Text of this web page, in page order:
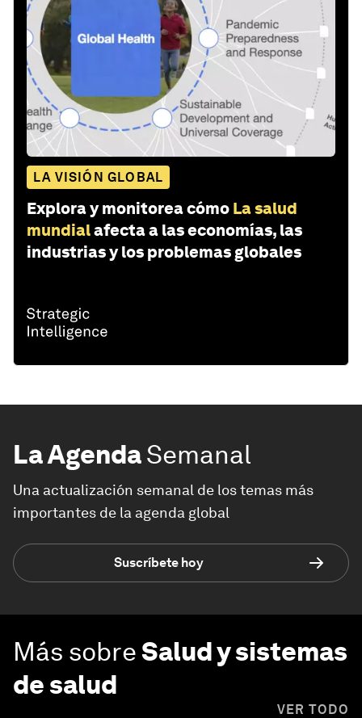
LA VISIÓN GLOBAL
Explora y monitorea cómo La salud
mundialafecta a las economías, las
industrias y los problemas globales
La AgendaSemanal
Una actualización semanal de los temas más
importantes de la agenda global
Suscríbete hoy
Más sobreSalud y sistemas
de salud
VER TODO